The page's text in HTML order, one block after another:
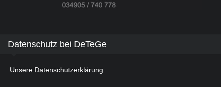
Datenschutz bei DeTeGe
Unsere Datenschutzerklärung